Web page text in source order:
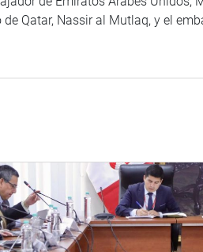
Qatar, Nassir al Mutlaq, y el